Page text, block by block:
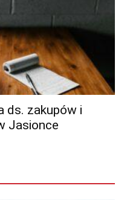
ds. zakupów i
Jasionce